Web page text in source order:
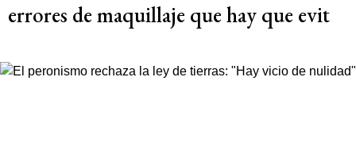
errores de maquillaje que hay que evit